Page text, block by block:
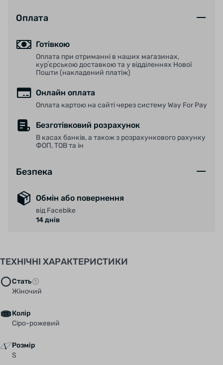
Оплата
Готівкою
Оплата при отриманні в наших магазинах,
курʼєрською доставкою та у відділеннях Нової
Пошти (накладений платіж)
Онлайн оплата
Оплата картою на сайті через систему Way For Pay
Безготівковий розрахунок
В касах банків, а також з розрахункового рахунку
ФОП, ТОВ та ін
Безпека
Обмін або повернення
від Facebike
14 днів
ТЕХНІЧНІ ХАРАКТЕРИСТИКИ
Стать
Жіночий
Колір
Сіро-рожевий
Розмір
S